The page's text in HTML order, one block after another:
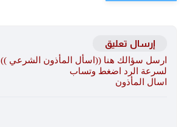
إرسال تعليق
ارسل سؤالك هنا ((اسأل المأذون الشرعي ))
لسرعة الرد اضغط وتساب
اسال المأذون